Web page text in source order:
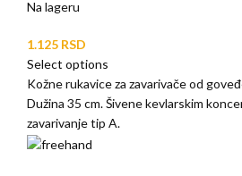
Na lageru
RSD
Select options
Kožne rukavice za zavarivače od
Dužina 35 cm. Šivene kevlarskim
zavarivanje tip A.